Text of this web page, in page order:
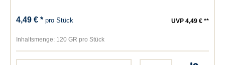
4,49 € *pro Stück UVP 4,49 € **
Inhaltsmenge: 120 GR pro Stück